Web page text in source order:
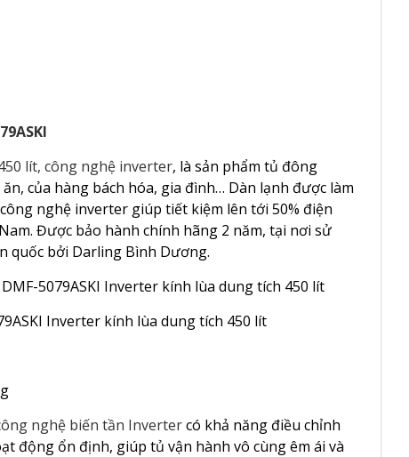
lít, công nghệ inverter, là sản phẩm tủ đông
của hàng bách hóa, gia đình… Dàn lạnh được làm
nghệ inverter giúp tiết kiệm lên tới 50% điện
Được bảo hành chính hãng 2 năm, tại nơi sử
quốc bởi Darling Bình Dương.
Inverter kính lùa dung tích 450 lít
nghệ biến tần Invertercó khả năng điều chỉnh
động ổn định, giúp tủ vận hành vô cùng êm ái và